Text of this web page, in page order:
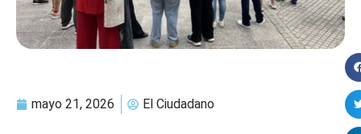
mayo 21, 2026 El Ciudadano